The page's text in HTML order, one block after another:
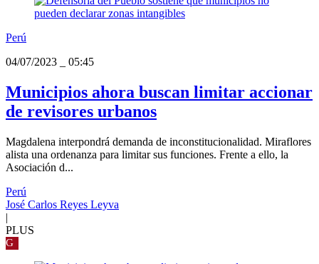
Perú
04/07/2023
05:45
Municipios ahora buscan limitar accionar
de revisores urbanos
Magdalena interpondrá demanda de inconstitucionalidad. Miraflores
alista una ordenanza para limitar sus funciones. Frente a ello, la
Asociación d...
Perú
José Carlos Reyes Leyva
|
PLUS
G